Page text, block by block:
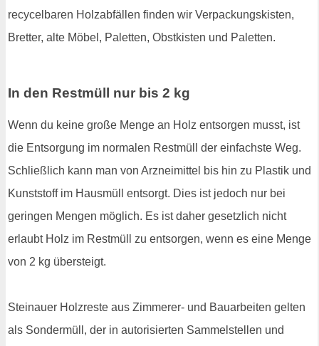
recycelbaren Holzabfällen finden wir Verpackungskisten,
Bretter, alte Möbel, Paletten, Obstkisten und Paletten.
In den Restmüll nur bis 2 kg
Wenn du keine große Menge an Holz entsorgen musst, ist
die Entsorgung im normalen Restmüll der einfachste Weg.
Schließlich kann man von Arzneimittel bis hin zu Plastik und
Kunststoff im Hausmüll entsorgt. Dies ist jedoch nur bei
geringen Mengen möglich. Es ist daher gesetzlich nicht
erlaubt Holz im Restmüll zu entsorgen, wenn es eine Menge
von 2 kg übersteigt.
Steinauer Holzreste aus Zimmerer- und Bauarbeiten gelten
als Sondermüll, der in autorisierten Sammelstellen und